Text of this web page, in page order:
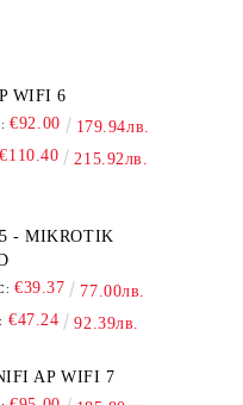
WIFI 6
€92.00 179.94лв.
€110.40 215.92лв.
- MIKROTIK
€39.37 77.00лв.
€47.24 92.39лв.
- UNIFI AP WIFI 7